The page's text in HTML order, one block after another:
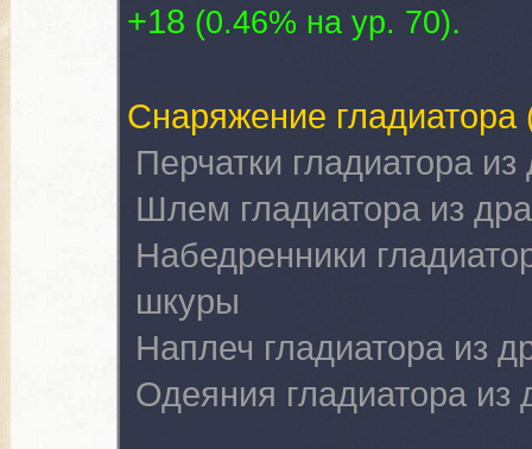
+18 (0.46% на yp. 70).
Снаряжение гладиатора
Перчатки гладиатора
Шлем гладиатора из
Набедренники
шкуры
Наплеч гладиатора из
Одеяния гладиатора из